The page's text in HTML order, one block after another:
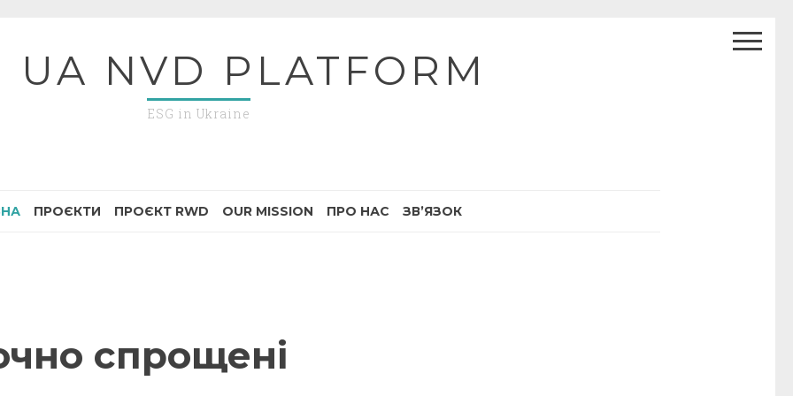
UA NVD PLATFORM
ESG in Ukraine
ПРОЄКТИ ПРОЄКТ RWD OUR MISSION ПРО НАС ЗВ’ЯЗОК
спрощені